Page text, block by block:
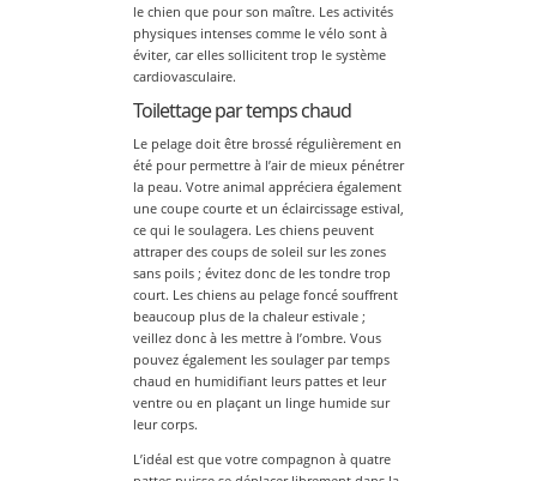
le chien que pour son maître. Les activités
physiques intenses comme le vélo sont à
éviter, car elles sollicitent trop le système
cardiovasculaire.
Toilettage par temps chaud
Le pelage doit être brossé régulièrement en
été pour permettre à l’air de mieux pénétrer
la peau. Votre animal appréciera également
une coupe courte et un éclaircissage estival,
ce qui le soulagera. Les chiens peuvent
attraper des coups de soleil sur les zones
sans poils ; évitez donc de les tondre trop
court. Les chiens au pelage foncé souffrent
beaucoup plus de la chaleur estivale ;
veillez donc à les mettre à l’ombre. Vous
pouvez également les soulager par temps
chaud en humidifiant leurs pattes et leur
ventre ou en plaçant un linge humide sur
leur corps.
L’idéal est que votre compagnon à quatre